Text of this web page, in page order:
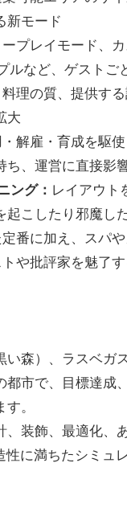
新モード
プレイモード、
ルなど、ゲストご
理の質、提供す
大
解雇・育成を駆
ち、運営に直接影
ング： レイアウト
こしたり邪魔し
番に加え、スパ
や批評家を魅了
い森）、ラスベ
都市で、目標達
。
、装飾、最適化
に満ちたシミュ